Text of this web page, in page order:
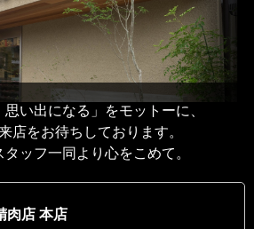
思い出になる」をモットーに、
店をお待ちしております。
ッフ一同より心をこめて。
肉店 本店